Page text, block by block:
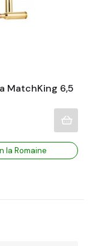
MatchKing 6,5
la Romaine